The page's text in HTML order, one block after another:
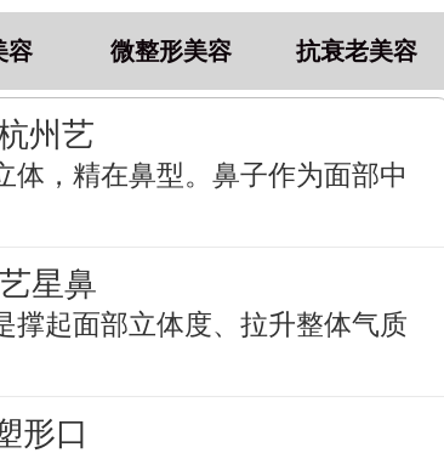
容 微整形美容 抗衰老美容
州艺
体，精在鼻型。鼻子作为面部中
星鼻
撑起面部立体度、拉升整体气质
形口